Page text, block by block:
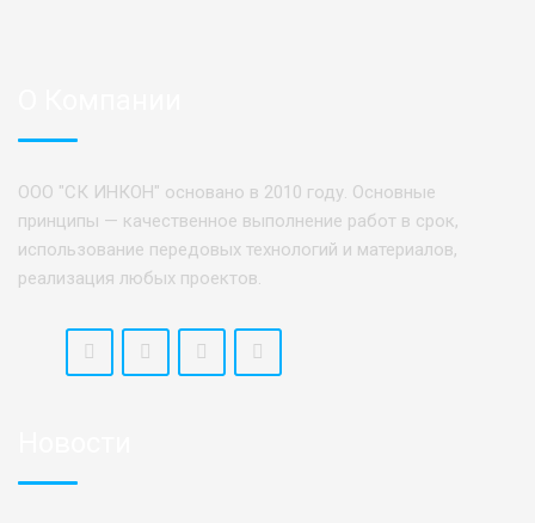
ООО "СК ИНКОН" основано в 2010 году. Основные
принципы — качественное выполнение работ в срок,
использование передовых технологий и материалов,
реализация любых проектов.